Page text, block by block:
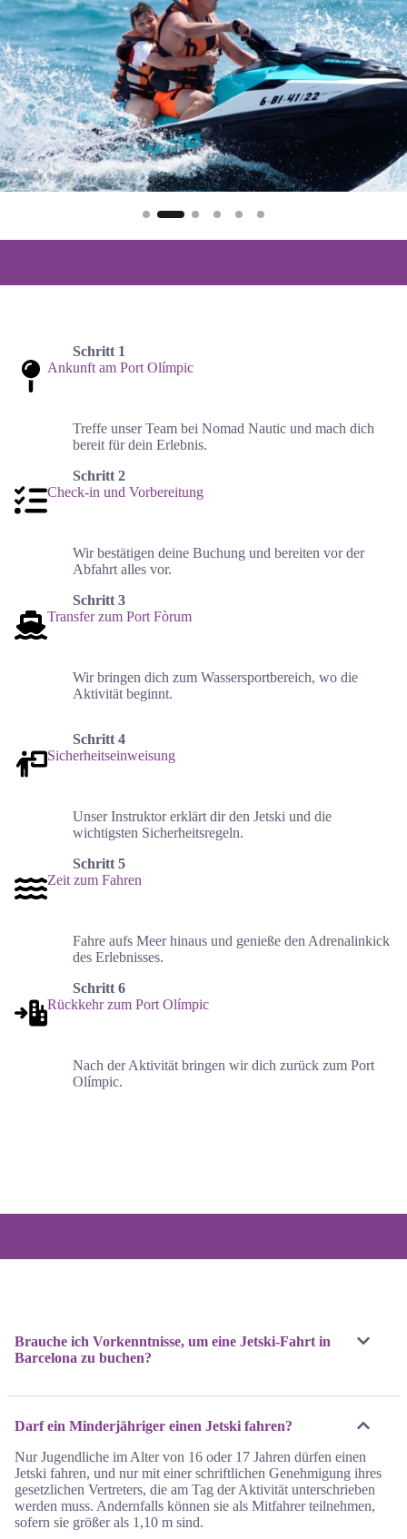
Schritt 1
Ankunft am Port Olímpic
Treffe unser Team bei Nomad Nautic und mach dich
bereit für dein Erlebnis.
Schritt 2
Check-in und Vorbereitung
Wir bestätigen deine Buchung und bereiten vor der
Abfahrt alles vor.
Schritt 3
Transfer zum Port Fòrum
Wir bringen dich zum Wassersportbereich, wo die
Aktivität beginnt.
Schritt 4
Sicherheitseinweisung
Unser Instruktor erklärt dir den Jetski und die
wichtigsten Sicherheitsregeln.
Schritt 5
Zeit zum Fahren
Fahre aufs Meer hinaus und genieße den Adrenalinkick
des Erlebnisses.
Schritt 6
Rückkehr zum Port Olímpic
Nach der Aktivität bringen wir dich zurück zum Port
Olímpic.
Brauche ich Vorkenntnisse, um eine Jetski-Fahrt in
Barcelona zu buchen?
Darf ein Minderjähriger einen Jetski fahren?
Nur Jugendliche im Alter von 16 oder 17 Jahren dürfen einen
Jetski fahren, und nur mit einer schriftlichen Genehmigung ihres
gesetzlichen Vertreters, die am Tag der Aktivität unterschrieben
werden muss. Andernfalls können sie als Mitfahrer teilnehmen,
sofern sie größer als 1,10 m sind.